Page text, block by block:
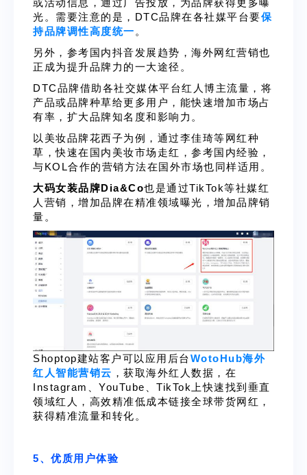
光。需要注意的是，DTC品牌在各社媒平台要保
持品牌调性高度统一 。
另外，参考国内抖音发展趋势，海外网红营销也
正成为提升品牌力的一大途径。
DTC品牌借助各社交媒体平台红人博主流量，将
产品或品牌种草给更多用户，能快速增加市场占
有率，扩大品牌知名度和影响力。
以美妆品牌花西子为例，通过李佳琦等网红种
草，快速在国内美妆市场走红，参考国内经验，
与KOL合作的营销方法在国外市场也同样适用。
大码女装品牌Dia&Co也是通过TikTok等社媒红
人营销，增加品牌在精准领域曝光，增加品牌销
量。
Shoptop建站客户可以应用后台WotoHub海外
红人智能营销云 ，获取海外红人数据，在
Instagram、YouTube、TikTok上快速找到垂直
领域红人，高效精准低成本链接全球带货网红，
获得精准流量和转化。
5、优质用户体验